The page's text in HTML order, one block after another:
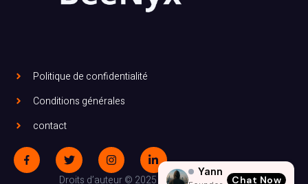
Politique de confidentialité
Conditions générales
contact
Droits d’auteur © 2025 Tous droits réservés.
Yann
Chat Now